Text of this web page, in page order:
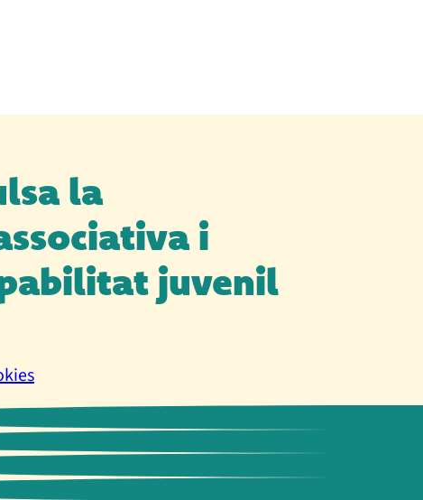
la
i
juvenil